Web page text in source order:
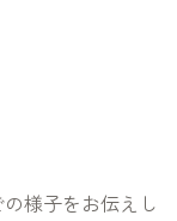
様子をお伝えし